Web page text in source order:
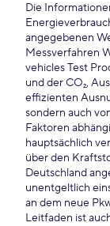
Die
angegebenen
Messverfahren
vehicles Test
und der CO₂,
effizienten
sondern auch
Faktoren
hauptsächlich
über den
Deutschland
unentgeltlich
an dem neue
Leitfaden ist